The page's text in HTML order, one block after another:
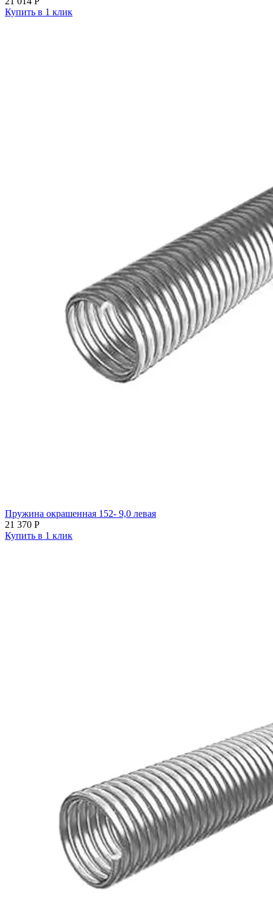
Купить в 1 клик
Пружина окрашенная 152- 9,0 левая
21 370 Р
Купить в 1 клик